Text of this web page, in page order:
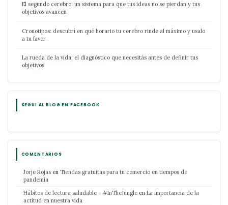
El segundo cerebro: un sistema para que tus ideas no se pierdan y tus
objetivos avancen
Cronotipos: descubrí en qué horario tu cerebro rinde al máximo y usalo
a tu favor
La rueda de la vida: el diagnóstico que necesitás antes de definir tus
objetivos
SEGUI AL BLOG EN FACEBOOK
COMENTARIOS
Jorje Rojas en Tiendas gratuitas para tu comercio en tiempos de
pandemia
Hábitos de lectura saludable – #InTheJungle en La importancia de la
actitud en nuestra vida